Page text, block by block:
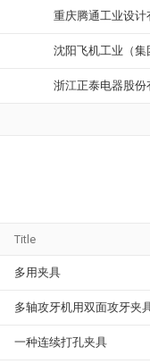
重庆腾通工业设计
沈阳飞机工业（集
浙江正泰电器股份
Title
多用夹具
多轴攻牙机用双面攻牙夹
一种连续打孔夹具